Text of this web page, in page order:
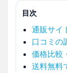
目次
通販サイ
口コミの
価格比較
送料無料